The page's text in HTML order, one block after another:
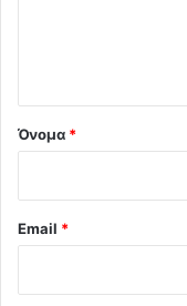
Όνομα *
Email *